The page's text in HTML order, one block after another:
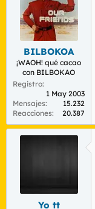
BILBOKOA
¡WAOH! qué cacao
con BILBOKAO
Registro
1 May 2003
Mensajes
15.232
Reacciones
20.387
Yo tt